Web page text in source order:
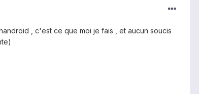
, c'est ce que moi je fais , et aucun soucis